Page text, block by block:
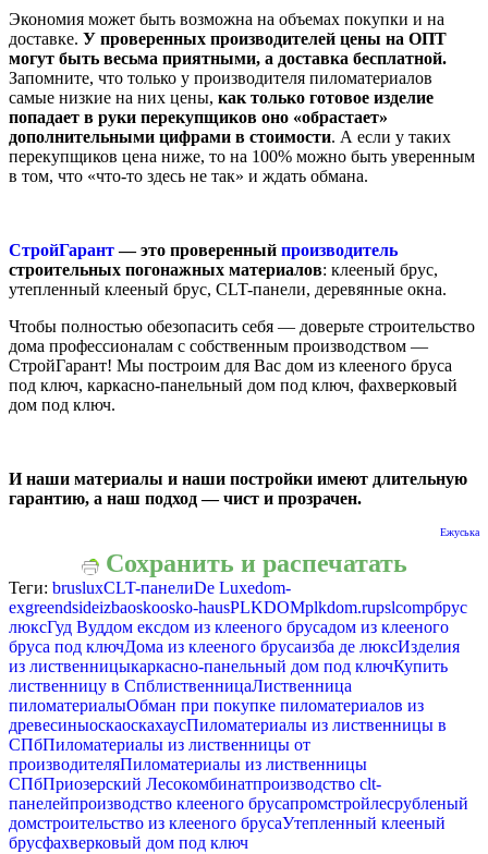
Экономия может быть возможна на объемах покупки и на
доставке. У проверенных производителей цены на ОПТ
могут быть весьма приятными, а доставка бесплатной.
Запомните, что только у производителя пиломатериалов
самые низкие на них цены, как только готовое изделие
попадает в руки перекупщиков оно «обрастает»
дополнительными цифрами в стоимости. А если у таких
перекупщиков цена ниже, то на 100% можно быть уверенным
в том, что «что-то здесь не так» и ждать обмана.
СтройГарант— это проверенный производитель
строительных погонажных материалов: клееный брус,
утепленный клееный брус, CLT-панели, деревянные окна.
Чтобы полностью обезопасить себя — доверьте строительство
дома профессионалам с собственным производством —
СтройГарант! Мы построим для Вас дом из клееного бруса
под ключ, каркасно-панельный дом под ключ, фахверковый
дом под ключ.
И наши материалы и наши постройки имеют длительную
гарантию, а наш подход — чист и прозрачен.
Ежуська
Сохранить и распечатать
Теги: brusluxCLT-панелиDe Luxedom-
exgreendsideizbaoskoosko-hausPLKDOMplkdom.rupslcompбрус
люксГуд Вуддом ексдом из клееного брусадом из клееного
бруса под ключДома из клееного брусаизба де люксИзделия
из лиственницыкаркасно-панельный дом под ключКупить
лиственницу в СпблиственницаЛиственница
пиломатериалыОбман при покупке пиломатериалов из
древесиныоскаоскахаусПиломатериалы из лиственницы в
СПбПиломатериалы из лиственницы от
производителяПиломатериалы из лиственницы
СПбПриозерский Лесокомбинатпроизводство clt-
панелейпроизводство клееного брусапромстройлесрубленый
домстроительство из клееного брусаУтепленный клееный
брусфахверковый дом под ключ